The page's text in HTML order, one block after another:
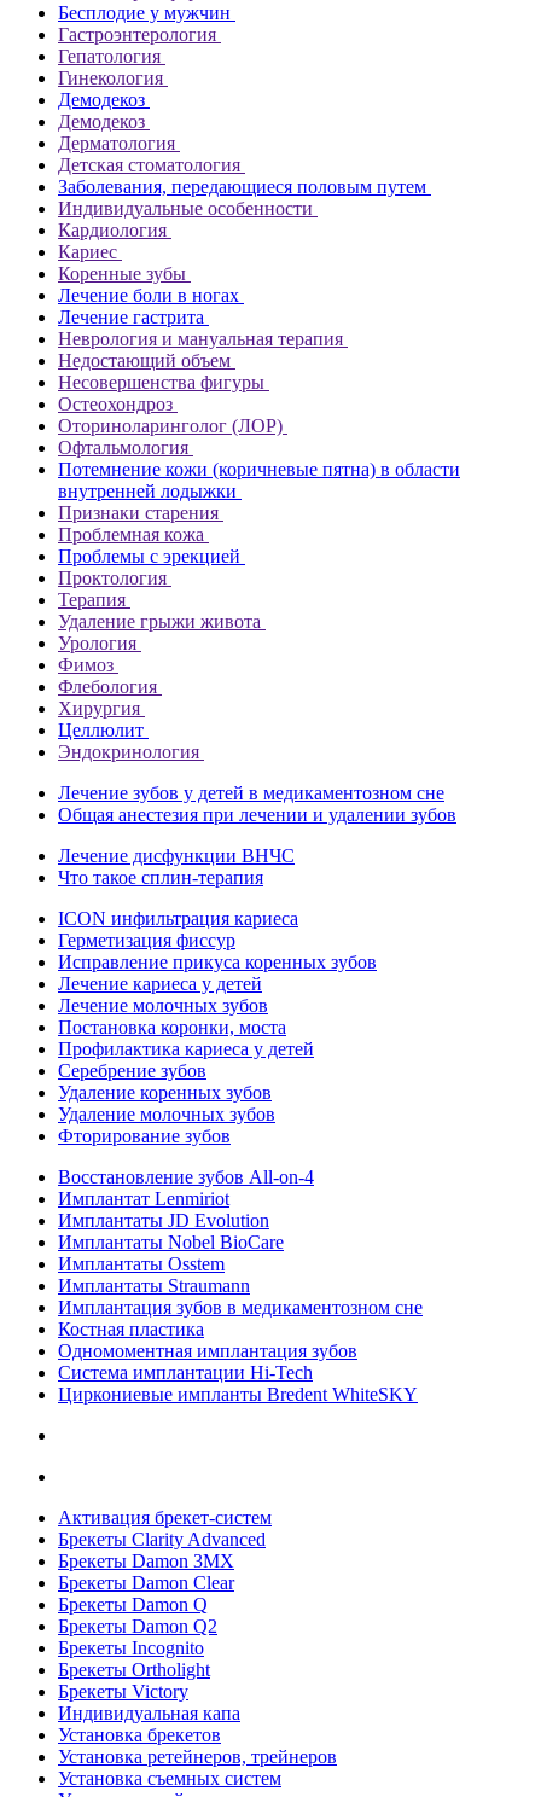
Бесплодие у мужчин
Гастроэнтерология
Гепатология
Гинекология
Демодекоз
Демодекоз
Дерматология
Детская стоматология
Заболевания, передающиеся половым путем
Индивидуальные особенности
Кардиология
Кариес
Коренные зубы
Лечение боли в ногах
Лечение гастрита
Неврология и мануальная терапия
Недостающий объем
Несовершенства фигуры
Остеохондроз
Оториноларинголог (ЛОР)
Офтальмология
Потемнение кожи (коричневые пятна) в области
внутренней лодыжки
Признаки старения
Проблемная кожа
Проблемы с эрекцией
Проктология
Терапия
Удаление грыжи живота
Урология
Фимоз
Флебология
Хирургия
Целлюлит
Эндокринология
Лечение зубов у детей в медикаментозном сне
Общая анестезия при лечении и удалении зубов
Лечение дисфункции ВНЧС
Что такое сплин-терапия
ICON инфильтрация кариеса
Герметизация фиссур
Исправление прикуса коренных зубов
Лечение кариеса у детей
Лечение молочных зубов
Постановка коронки, моста
Профилактика кариеса у детей
Серебрение зубов
Удаление коренных зубов
Удаление молочных зубов
Фторирование зубов
Восстановление зубов All‑on‑4
Имплантат Lenmiriot
Имплантаты JD Evolution
Имплантаты Nobel BioСare
Имплантаты Osstem
Имплантаты Straumann
Имплантация зубов в медикаментозном сне
Костная пластика
Одномоментная имплантация зубов
Система имплантации Hi-Tech
Циркониевые импланты Bredent WhiteSKY
Активация брекет-систем
Брекеты Clarity Advanced
Брекеты Damon 3MX
Брекеты Damon Clear
Брекеты Damon Q
Брекеты Damon Q2
Брекеты Incognito
Брекеты Ortholight
Брекеты Victory
Индивидуальная капа
Установка брекетов
Установка ретейнеров, трейнеров
Установка съемных систем